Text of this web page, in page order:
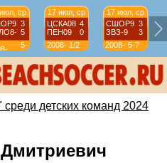
ср
3
5
5-
7
17 июл, ср
ЦСКА08 4
ПЕН09
0
2008-
2009
1/2
17 июл, ср
СШОР9 3
ЗВЗ-9
3
2008-
2009
5-7
детских команд 2024